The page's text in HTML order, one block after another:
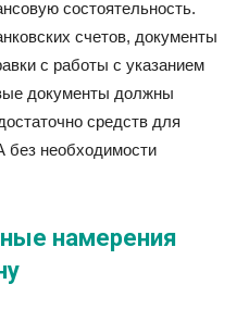
состоятельность.
счетов, документы
с работы с указанием
документы должны
средств для
без необходимости
намерения